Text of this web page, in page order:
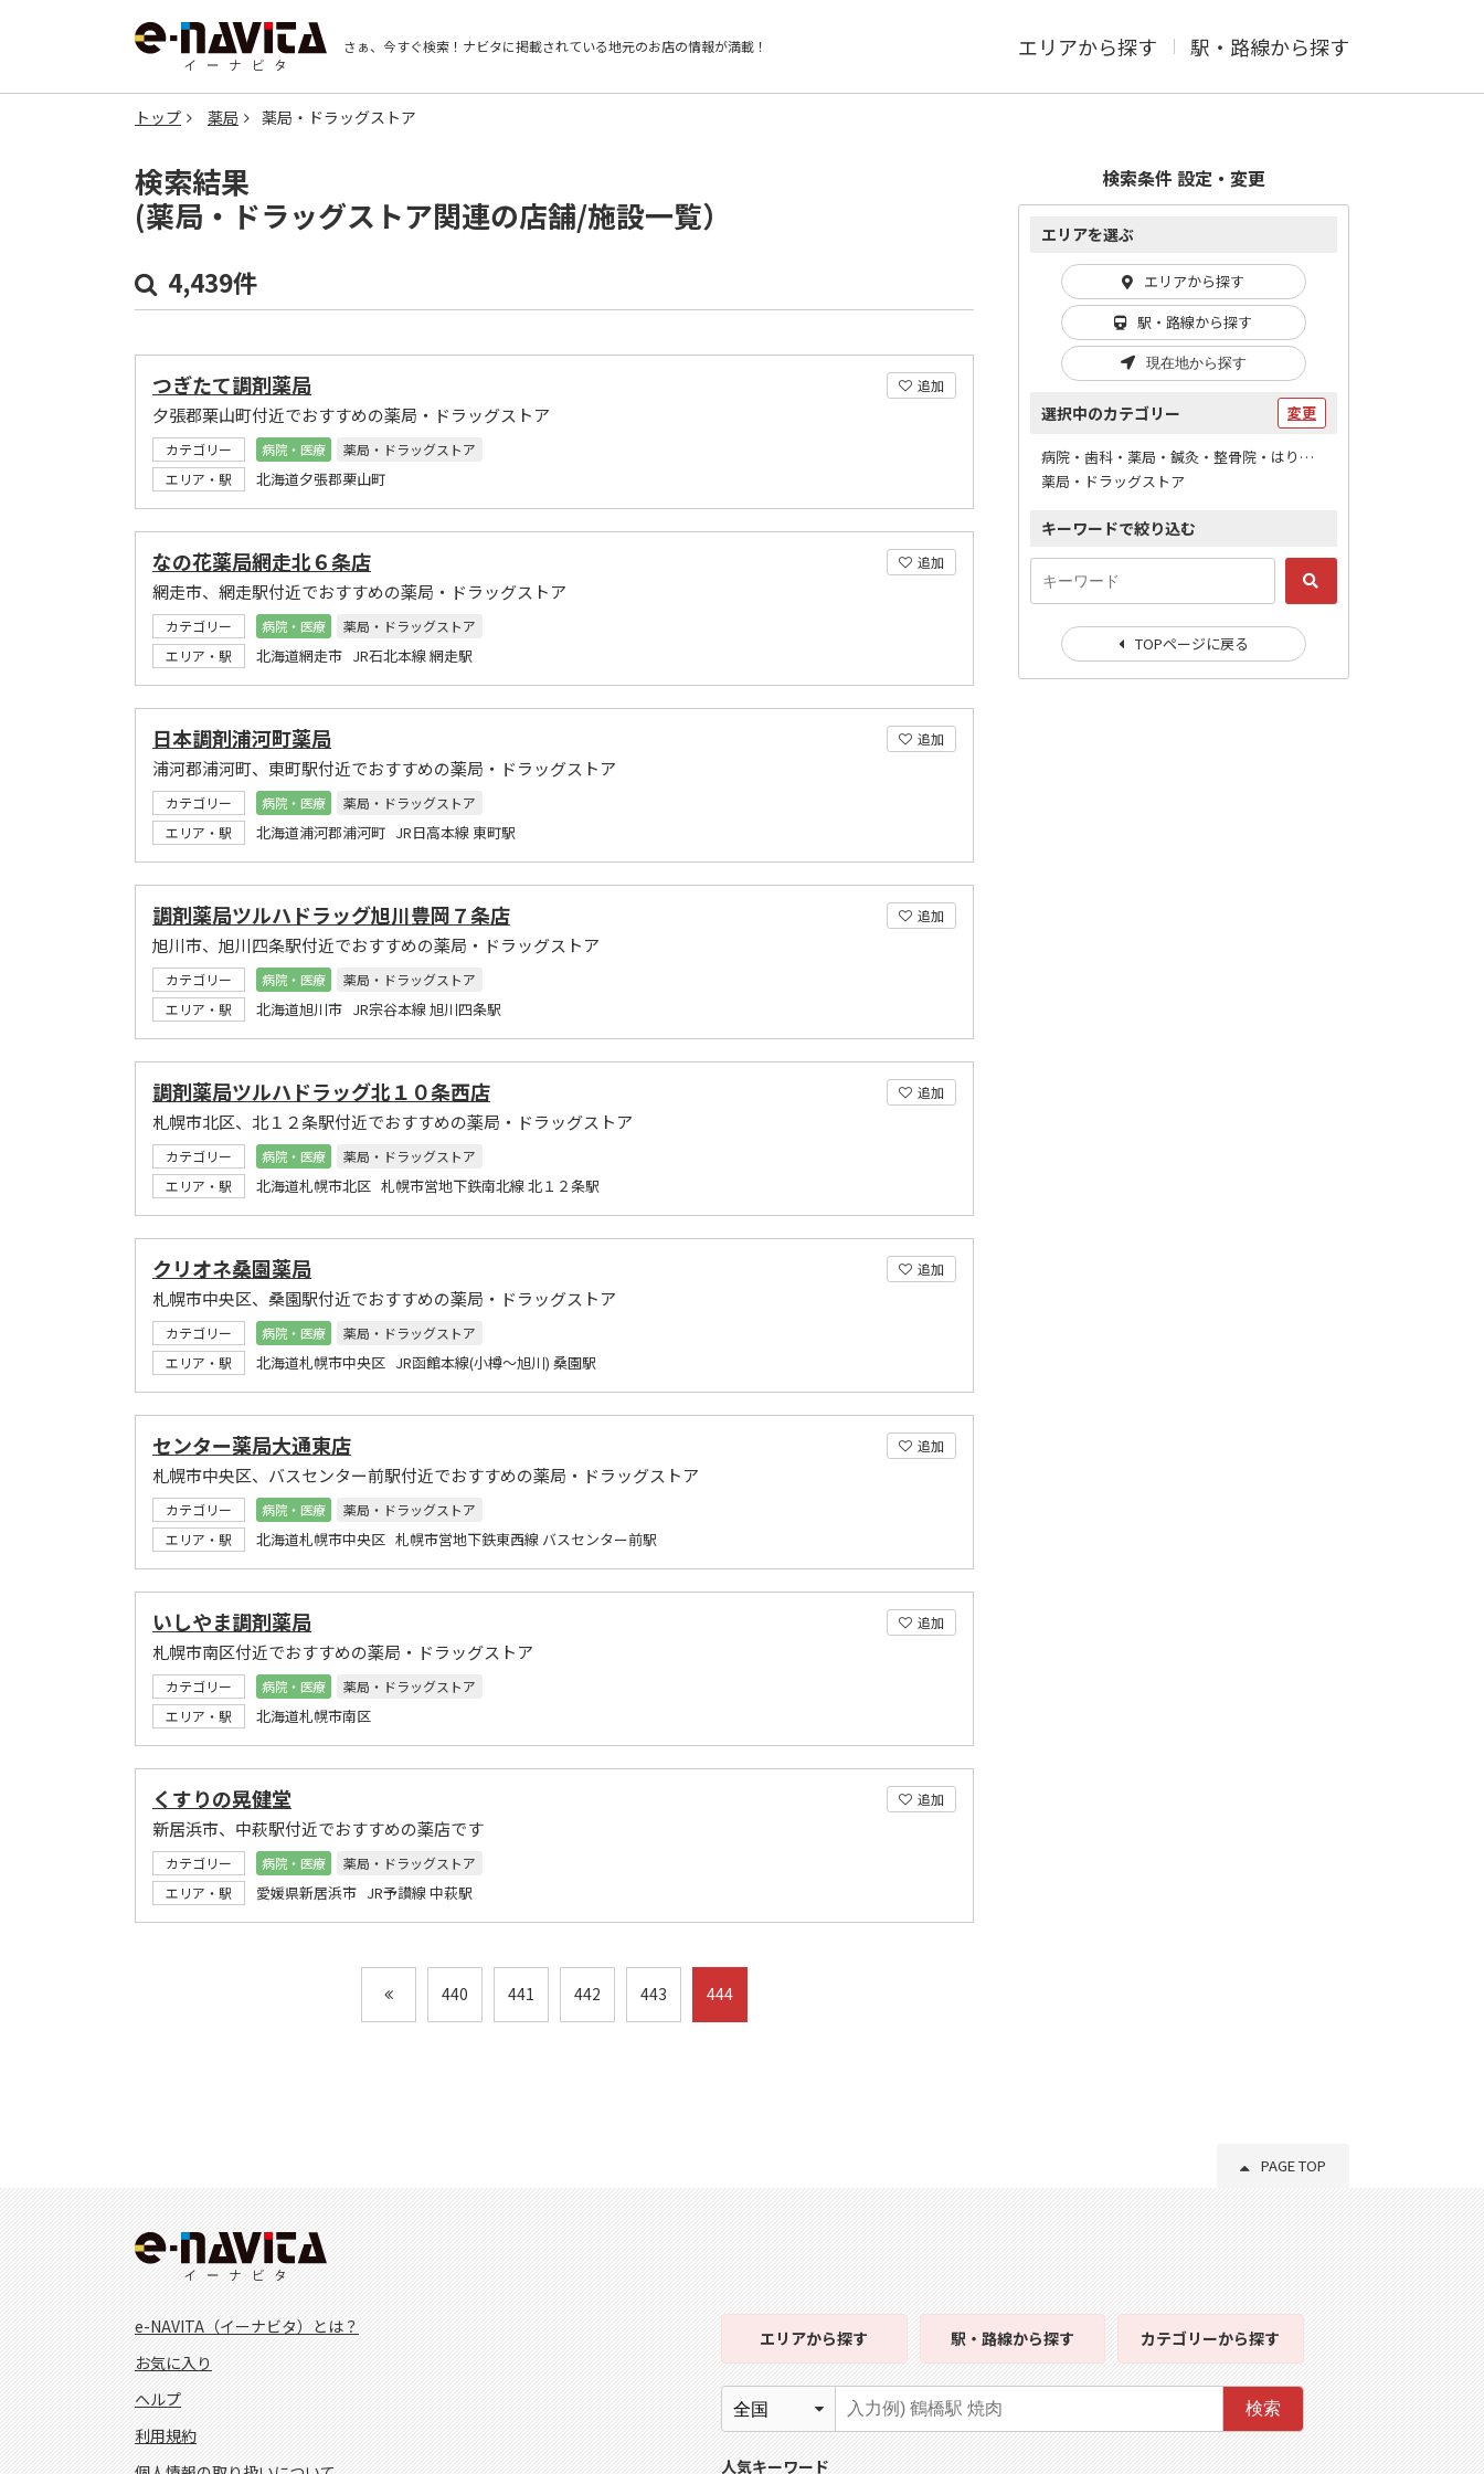
さぁ、今すぐ検索！ ナビタに掲載されている地元のお店の情報が満載！ エリアから探す 駅・路線から探す
トップ 薬局 薬局・ドラッグストア
検索結果
(薬局・ドラッグストア関連の店舗/施設一覧）
4,439件
追加
つぎたて調剤薬局
夕張郡栗山町付近でおすすめの薬局・ドラッグストア
カテゴリー 病院・医療
薬局・ドラッグストア
エリア・駅
北海道夕張郡栗山町
追加
なの花薬局網走北６条店
網走市、網走駅付近でおすすめの薬局・ドラッグストア
カテゴリー 病院・医療
薬局・ドラッグストア
エリア・駅
北海道網走市 JR石北本線 網走駅
追加
日本調剤浦河町薬局
浦河郡浦河町、東町駅付近でおすすめの薬局・ドラッグストア
カテゴリー 病院・医療
薬局・ドラッグストア
エリア・駅
北海道浦河郡浦河町 JR日高本線 東町駅
追加
調剤薬局ツルハドラッグ旭川豊岡７条店
旭川市、旭川四条駅付近でおすすめの薬局・ドラッグストア
カテゴリー 病院・医療
薬局・ドラッグストア
エリア・駅
北海道旭川市 JR宗谷本線 旭川四条駅
追加
調剤薬局ツルハドラッグ北１０条西店
札幌市北区、北１２条駅付近でおすすめの薬局・ドラッグストア
カテゴリー 病院・医療
薬局・ドラッグストア
エリア・駅
北海道札幌市北区 札幌市営地下鉄南北線 北１２条駅
追加
クリオネ桑園薬局
札幌市中央区、桑園駅付近でおすすめの薬局・ドラッグストア
カテゴリー 病院・医療
薬局・ドラッグストア
エリア・駅
北海道札幌市中央区 JR函館本線(小樽～旭川) 桑園駅
追加
センター薬局大通東店
札幌市中央区、バスセンター前駅付近でおすすめの薬局・ドラッグストア
カテゴリー 病院・医療
薬局・ドラッグストア
エリア・駅
北海道札幌市中央区 札幌市営地下鉄東西線 バスセンター前駅
追加
いしやま調剤薬局
札幌市南区付近でおすすめの薬局・ドラッグストア
カテゴリー 病院・医療
薬局・ドラッグストア
エリア・駅
北海道札幌市南区
追加
くすりの晃健堂
新居浜市、中萩駅付近でおすすめの薬店です
カテゴリー 病院・医療
薬局・ドラッグストア
エリア・駅
愛媛県新居浜市 JR予讃線 中萩駅
440 441 442 443 444
検索条件 設定・変更
エリアを選ぶ
エリアから探す
駅・路線から探す
現在地から探す
選択中のカテゴリー 変更
病院・歯科・薬局・鍼灸・整骨院・はりマッサージ / 薬局
薬局・ドラッグストア
キーワードで絞り込む
TOPページに戻る
PAGE TOP
e-NAVITA（イーナビタ）とは？
お気に入り
ヘルプ
利用規約
エリアから探す 駅・路線から探す カテゴリーから探す
検索
人気キーワード